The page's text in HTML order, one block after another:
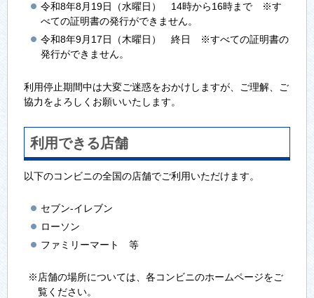
令和8年8月19日（水曜日） 14時から16時まで ※す
べての証明書の発行ができません。
令和8年9月17日（木曜日） 終日 ※すべての証明書の
発行ができません。
利用停止期間中は大変ご迷惑をおかけしますが、ご理解、ご
協力をよろしくお願いいたします。
利用できる店舗
以下のコンビニの全国の店舗でご利用いただけます。
セブン‐イレブン
ローソン
ファミリーマート 等
※店舗の場所については、各コンビニのホームページをご
覧ください。